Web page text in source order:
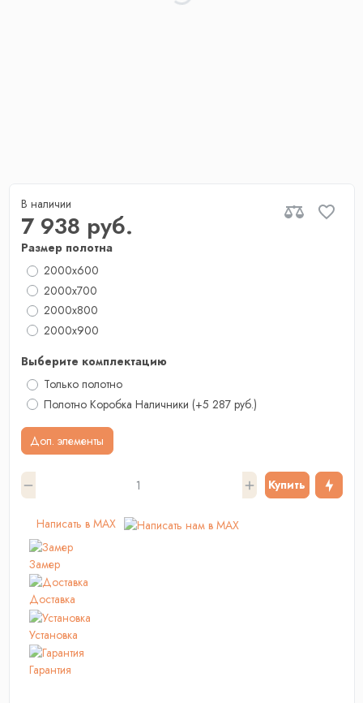
В наличии
7 938 руб.
Размер полотна
2000x600
2000x700
2000х800
2000x900
Выберите комплектацию
Только полотно
Полотно Коробка Наличники (+5 287 руб.)
Доп. элементы
Купить
Написать в MAX
Замер
Доставка
Установка
Гарантия